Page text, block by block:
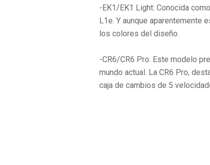
-EK1/EK1 Light: Conocida
L1e. Y aunque aparentemente
los colores del diseño.
-CR6/CR6 Pro: Este modelo
mundo actual. La CR6 Pro,
caja de cambios de 5